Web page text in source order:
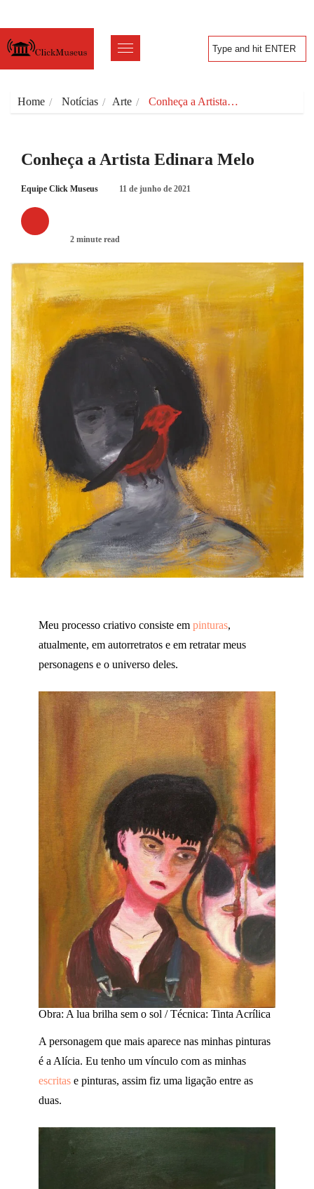
Home Notícias Arte Conheça a Artista…
Conheça a Artista Edinara Melo
Equipe Click Museus 11 de junho de 2021
2 minute read
Meu processo criativo consiste em pinturas,
atualmente, em autorretratos e em retratar meus
personagens e o universo deles.
Obra: A lua brilha sem o sol / Técnica: Tinta Acrílica
A personagem que mais aparece nas minhas pinturas
é a Alícia. Eu tenho um vínculo com as minhas
escritas e pinturas, assim fiz uma ligação entre as
duas.